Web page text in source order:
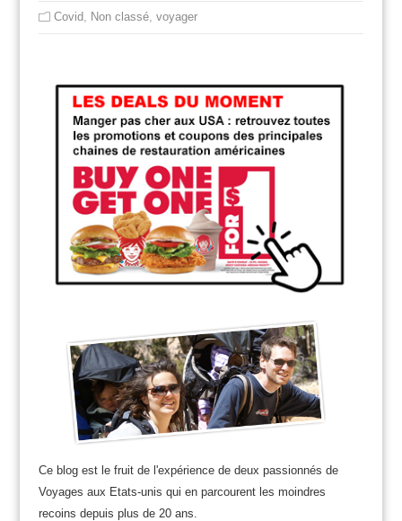
Covid Non classé, voyager
Ce blog est le fruit de l'expérience de deux passionnés de
Voyages aux Etats-unis qui en parcourent les moindres
recoins depuis plus de 20 ans.